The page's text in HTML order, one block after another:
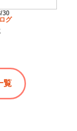
30
グ
覧